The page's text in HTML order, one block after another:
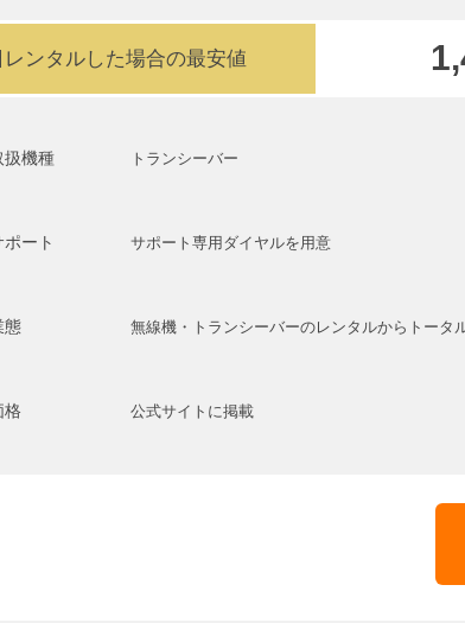
レンタルした場合の最安値
扱機種 トランシーバー
ポート サポート専用ダイヤルを用意
態 無線機・トランシーバーのレンタルからトータ
格 公式サイトに掲載